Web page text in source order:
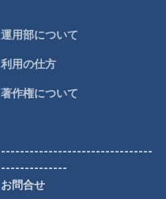
運用部について
利用の仕方
著作権について
--------------------------------
--------------
お問合せ